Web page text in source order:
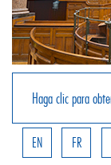
Haga clic para
EN FR